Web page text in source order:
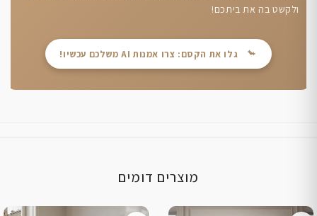
ולקשט בה את ביתכם!
גלו את הקסם: צרו אמנות AI משלכם עכשיו!
מוצרים דומים